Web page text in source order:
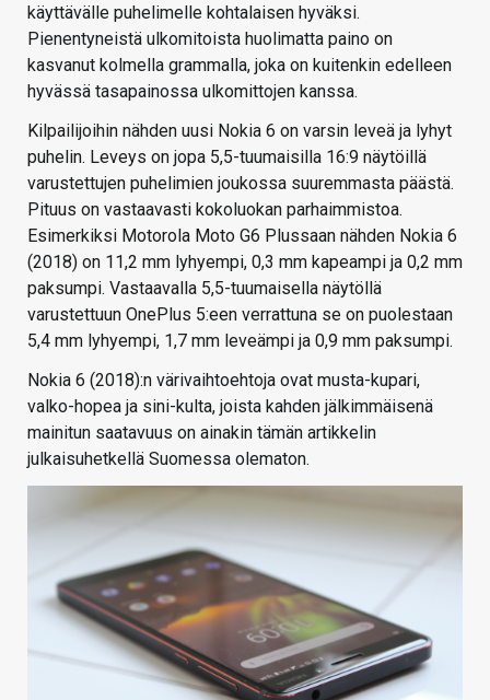
käyttävälle puhelimelle kohtalaisen hyväksi.
Pienentyneistä ulkomitoista huolimatta paino on
kasvanut kolmella grammalla, joka on kuitenkin edelleen
hyvässä tasapainossa ulkomittojen kanssa.
Kilpailijoihin nähden uusi Nokia 6 on varsin leveä ja lyhyt
puhelin. Leveys on jopa 5,5-tuumaisilla 16:9 näytöillä
varustettujen puhelimien joukossa suuremmasta päästä.
Pituus on vastaavasti kokoluokan parhaimmistoa.
Esimerkiksi Motorola Moto G6 Plussaan nähden Nokia 6
(2018) on 11,2 mm lyhyempi, 0,3 mm kapeampi ja 0,2 mm
paksumpi. Vastaavalla 5,5-tuumaisella näytöllä
varustettuun OnePlus 5:een verrattuna se on puolestaan
5,4 mm lyhyempi, 1,7 mm leveämpi ja 0,9 mm paksumpi.
Nokia 6 (2018):n värivaihtoehtoja ovat musta-kupari,
valko-hopea ja sini-kulta, joista kahden jälkimmäisenä
mainitun saatavuus on ainakin tämän artikkelin
julkaisuhetkellä Suomessa olematon.